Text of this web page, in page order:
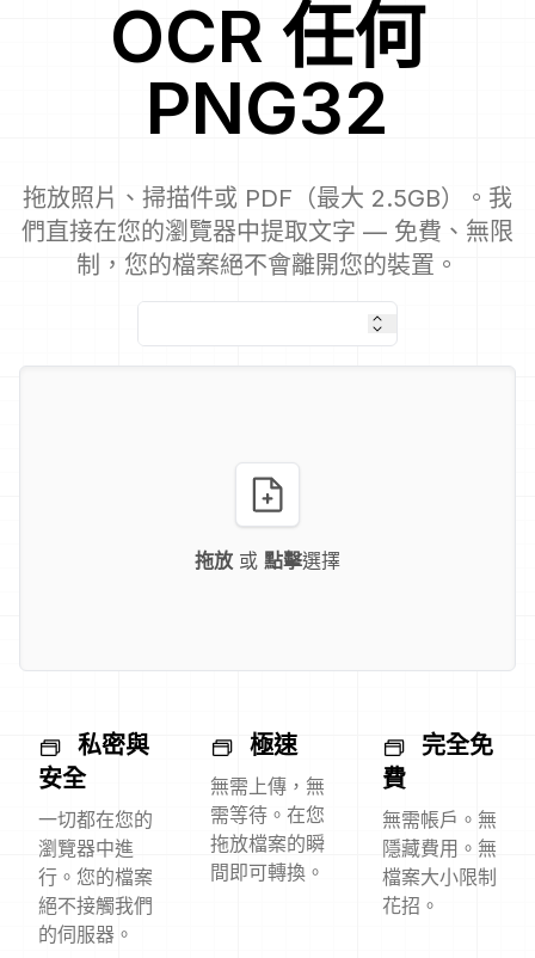
OCR 任何
PNG32
拖放照片、掃描件或 PDF（最大 2.5GB）。我
們直接在您的瀏覽器中提取文字 — 免費、無限
制，您的檔案絕不會離開您的裝置。
拖放 或 點擊選擇
私密與
安全
一切都在您的
瀏覽器中進
行。您的檔案
絕不接觸我們
的伺服器。
極速
無需上傳，無
需等待。在您
拖放檔案的瞬
間即可轉換。
完全免
費
無需帳戶。無
隱藏費用。無
檔案大小限制
花招。